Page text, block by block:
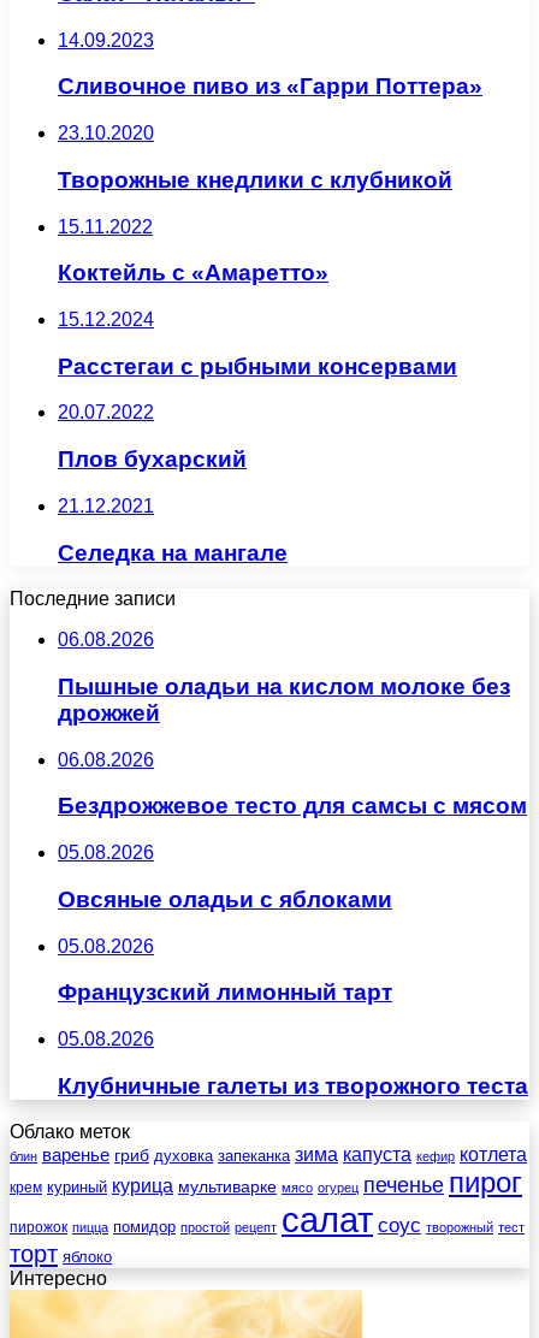
14.09.2023
Сливочное пиво из «Гарри Поттера»
23.10.2020
Творожные кнедлики с клубникой
15.11.2022
Коктейль с «Амаретто»
15.12.2024
Расстегаи с рыбными консервами
20.07.2022
Плов бухарский
21.12.2021
Селедка на мангале
Последние записи
06.08.2026
Пышные оладьи на кислом молоке без
дрожжей
06.08.2026
Бездрожжевое тесто для самсы с мясом
05.08.2026
Овсяные оладьи с яблоками
05.08.2026
Французский лимонный тарт
05.08.2026
Клубничные галеты из творожного теста
Облако меток
блин варенье гриб духовка запеканка зима капуста кефир котлета
крем куриный курица мультиварке мясо огурец печенье пирог
пирожок пицца помидор простой рецепт салат соус творожный тест
торт яблоко
Интересно